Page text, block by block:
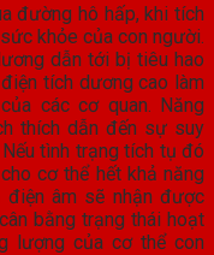
đường hô hấp, khi tích
khỏe của con người.
dẫn tới bị tiêu hao
tích dương cao làm
các cơ quan. Năng
thích dẫn đến sự suy
tình trạng tích tụ đó
cơ thể hết khả năng
âm sẽ nhận được
bằng trạng thái hoạt
lượng của cơ thể con